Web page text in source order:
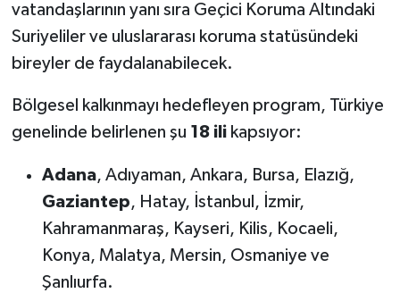
vatandaşlarının yanı sıra Geçici Koruma Altındaki
Suriyeliler ve uluslararası koruma statüsündeki
bireyler de faydalanabilecek.
Bölgesel kalkınmayı hedefleyen program, Türkiye
genelinde belirlenen şu 18 ilikapsıyor:
Adana, Adıyaman, Ankara, Bursa, Elazığ,
Gaziantep, Hatay, İstanbul, İzmir,
Kahramanmaraş, Kayseri, Kilis, Kocaeli,
Konya, Malatya, Mersin, Osmaniye ve
Şanlıurfa.